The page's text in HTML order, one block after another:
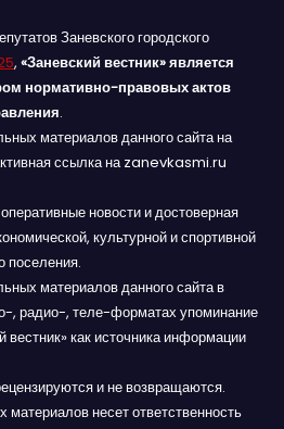
Заневского городского
, «Заневский вестник» является
нормативно-правовых актов
.
материалов данного сайта на
ссылка на zanevkasmi.ru
новости и достоверная
культурной и спортивной
поселения.
материалов данного сайта в
, радио-, теле-форматах упоминание
вестник» как источника информации
и не возвращаются.
несет ответственность